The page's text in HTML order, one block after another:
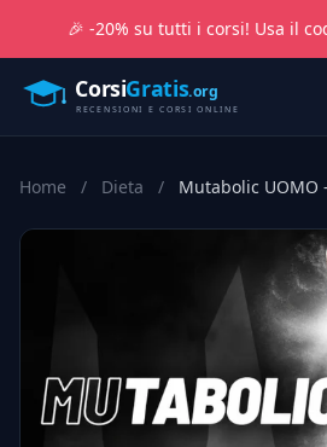
🎉 -20% su tutti i corsi! Usa il
Home / Dieta / Mutabolic UOMO